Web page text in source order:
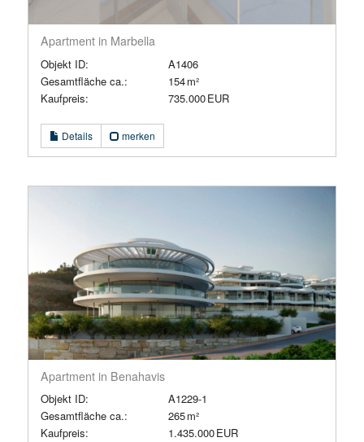
Apartment in Marbella
Objekt ID:
A1406
Gesamtfläche ca.:
154 m²
Kaufpreis:
735.000 EUR
Details merken
Apartment in Benahavis
Objekt ID:
A1229-1
Gesamtfläche ca.:
265 m²
Kaufpreis:
1.435.000 EUR